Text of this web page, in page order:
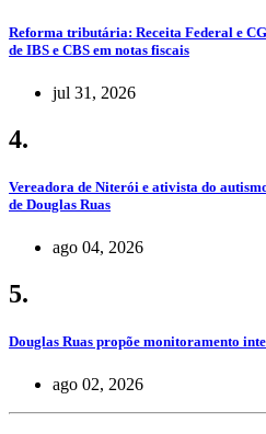
Reforma tributária: Receita Federal e
de IBS e CBS em notas fiscais
jul 31, 2026
4.
Vereadora de Niterói e ativista do
de Douglas Ruas
ago 04, 2026
5.
Douglas Ruas propõe monitoramento
ago 02, 2026